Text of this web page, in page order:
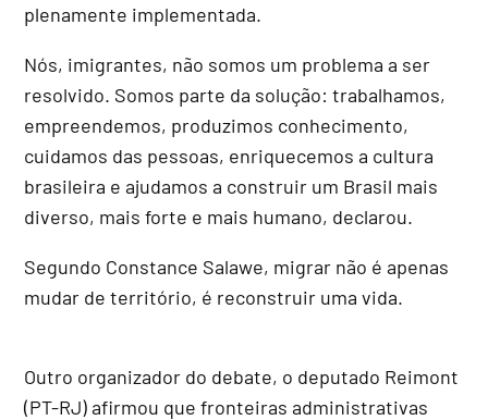
plenamente implementada.
Nós, imigrantes, não somos um problema a ser
resolvido. Somos parte da solução: trabalhamos,
empreendemos, produzimos conhecimento,
cuidamos das pessoas, enriquecemos a cultura
brasileira e ajudamos a construir um Brasil mais
diverso, mais forte e mais humano, declarou.
Segundo Constance Salawe, migrar não é apenas
mudar de território, é reconstruir uma vida.
Outro organizador do debate, o deputado Reimont
(PT-RJ) afirmou que fronteiras administrativas